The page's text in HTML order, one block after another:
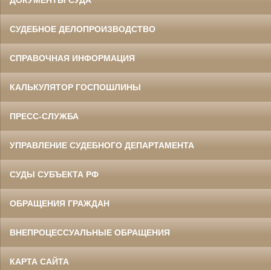
СУДЕБНОЕ ДЕЛОПРОИЗВОДСТВО
СПРАВОЧНАЯ ИНФОРМАЦИЯ
КАЛЬКУЛЯТОР ГОСПОШЛИНЫ
ПРЕСС-СЛУЖБА
УПРАВЛЕНИЕ СУДЕБНОГО ДЕПАРТАМЕНТА
СУДЫ СУБЪЕКТА РФ
ОБРАЩЕНИЯ ГРАЖДАН
ВНЕПРОЦЕССУАЛЬНЫЕ ОБРАЩЕНИЯ
КАРТА САЙТА